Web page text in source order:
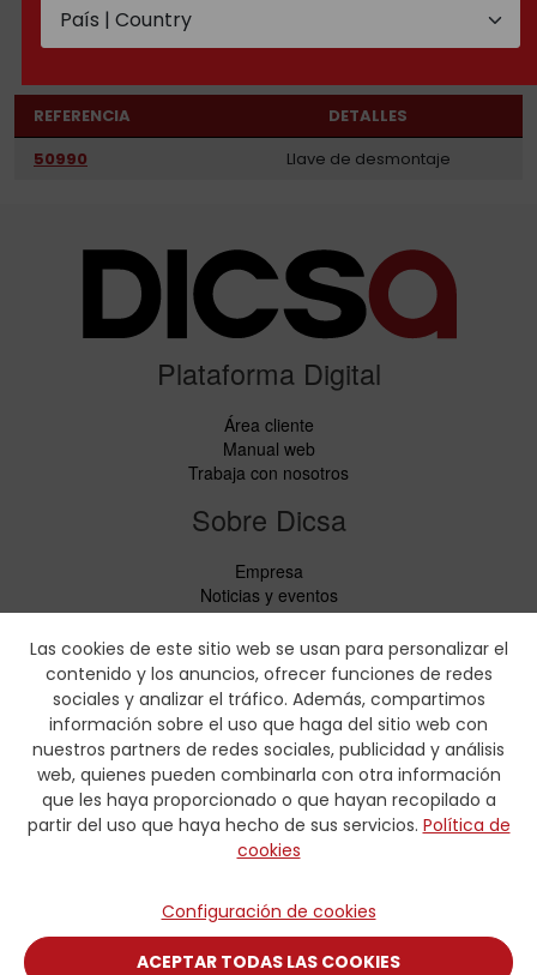
Las cookies de este sitio web se usan para personalizar el
contenido y los anuncios, ofrecer funciones de redes
sociales y analizar el tráfico. Además, compartimos
información sobre el uso que haga del sitio web con
nuestros partners de redes sociales, publicidad y análisis
web, quienes pueden combinarla con otra información
que les haya proporcionado o que hayan recopilado a
partir del uso que haya hecho de sus servicios. Política de
cookies
Configuración de cookies
ACEPTAR TODAS LAS COOKIES
REFERENCIA
DETALLES
50990
Llave de desmontaje
Plataforma Digital
Área cliente
Manual web
Trabaja con nosotros
Sobre Dicsa
Empresa
Noticias y eventos
Servicios
Código de Conducta
Responsabilidad Social
CbC Report
Descargas
Lista de precios y folletos de productos
Certificados
Tablas de prensado
Formularios de hidráulica
Contacto
Contacto